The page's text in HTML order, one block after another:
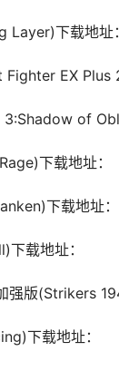
Layer)下载地址：
EX Plus
of
下载地址：
下载地址：
载地址：
强版(Strikers
下载地址：